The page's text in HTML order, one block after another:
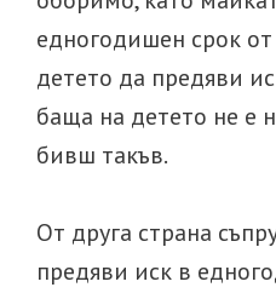
едногодишен срок
детето да предяви
баща на детето не е
бивш такъв.
От друга страна
предяви иск в